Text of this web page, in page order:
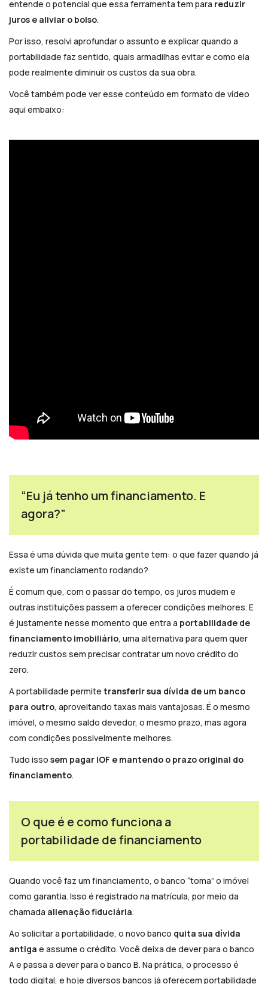
entende o potencial que essa ferramenta tem para reduzir
juros e aliviar o bolso.
Por isso, resolvi aprofundar o assunto e explicar quando a
portabilidade faz sentido, quais armadilhas evitar e como ela
pode realmente diminuir os custos da sua obra.
Você também pode ver esse conteúdo em formato de vídeo
aqui embaixo:
“Eu já tenho um financiamento. E
agora?”
Essa é uma dúvida que muita gente tem: o que fazer quando já
existe um financiamento rodando?
É comum que, com o passar do tempo, os juros mudem e
outras instituições passem a oferecer condições melhores. E
é justamente nesse momento que entra a portabilidade de
financiamento imobiliário, uma alternativa para quem quer
reduzir custos sem precisar contratar um novo crédito do
zero.
A portabilidade permite transferir sua dívida de um banco
para outro, aproveitando taxas mais vantajosas. É o mesmo
imóvel, o mesmo saldo devedor, o mesmo prazo, mas agora
com condições possivelmente melhores.
Tudo isso sem pagar IOF e mantendo o prazo original do
financiamento.
O que é e como funciona a
portabilidade de financiamento
Quando você faz um financiamento, o banco “toma” o imóvel
como garantia. Isso é registrado na matrícula, por meio da
chamada alienação fiduciária.
Ao solicitar a portabilidade, o novo banco quita sua dívida
antiga e assume o crédito. Você deixa de dever para o banco
A e passa a dever para o banco B. Na prática, o processo é
todo digital, e hoje diversos bancos já oferecem portabilidade